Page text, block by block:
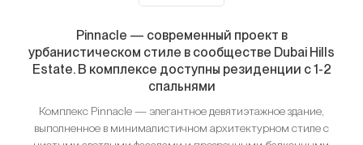
Pinnacle — современный проект в
урбанистическом стиле в сообществе Dubai Hills
Estate. В комплексе доступны резиденции с 1-2
спальнями
Комплекс Pinnacle — элегантное девятиэтажное здание,
выполненное в минималистичном архитектурном стиле с